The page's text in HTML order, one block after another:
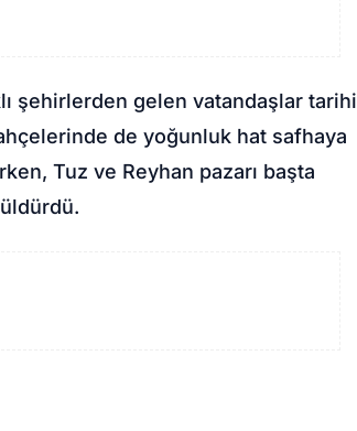
şehirlerden gelen vatandaşlar tarihi
de yoğunluk hat safhaya
Tuz ve Reyhan pazarı başta